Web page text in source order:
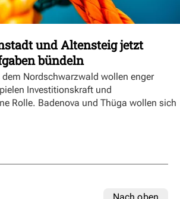
und Altensteig jetzt
bündeln
Nordschwarzwald wollen enger
Investitionskraft und
Rolle. Badenova und Thüga wollen sich